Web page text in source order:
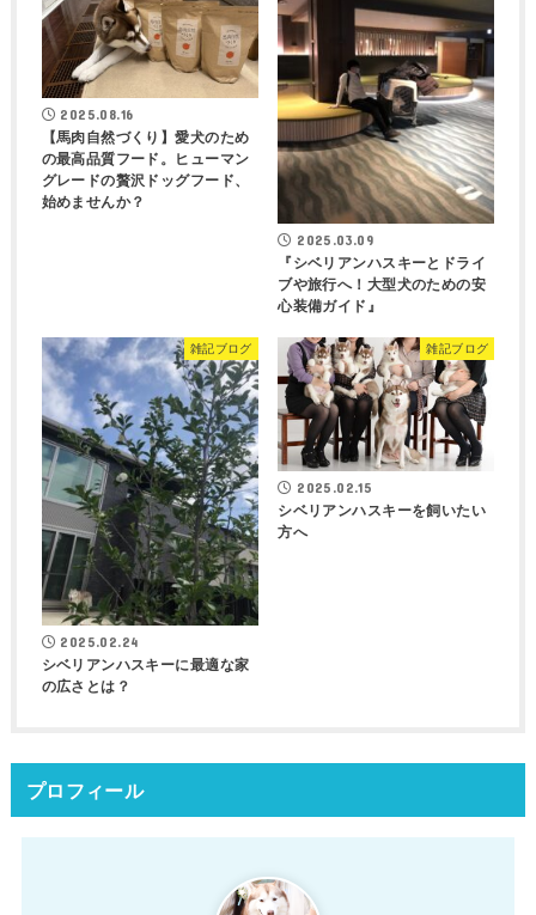
2025.08.16
【馬肉自然づくり】愛犬のため
の最高品質フード。ヒューマン
グレードの贅沢ドッグフード、
始めませんか？
2025.03.09
『シベリアンハスキーとドライ
ブや旅行へ！大型犬のための安
心装備ガイド』
雑記ブログ
2025.02.24
シベリアンハスキーに最適な家
の広さとは？
雑記ブログ
2025.02.15
シベリアンハスキーを飼いたい
方へ
プロフィール